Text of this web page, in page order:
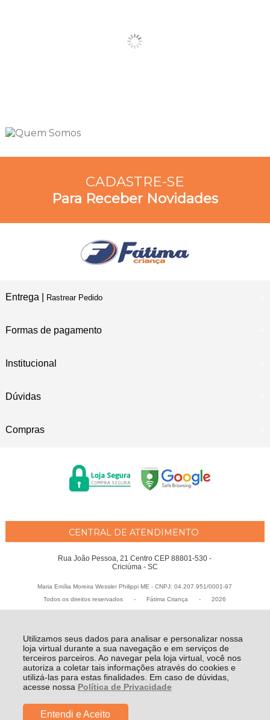
Utilizamos seus dados para analisar e personalizar nossa
loja virtual durante a sua navegação e em serviços de
terceiros parceiros. Ao navegar pela loja virtual, você nos
autoriza a coletar tais informações através do cookies e
utilizá-las para estas finalidades. Em caso de dúvidas,
acesse nossa Política de Privacidade
Entendi e Aceito
CADASTRE-SE
Para Receber Novidades
Entrega | Rastrear Pedido
Formas de pagamento
Institucional
Dúvidas
Compras
CENTRAL DE ATENDIMENTO
Rua João Pessoa, 21 Centro CEP 88801-530 -
Criciúma - SC
Maria Emília Moreira Wessler Philippi ME - CNPJ: 04.207.951/0001-97
Todos os direitos reservados
- Fátima Criança - 2026